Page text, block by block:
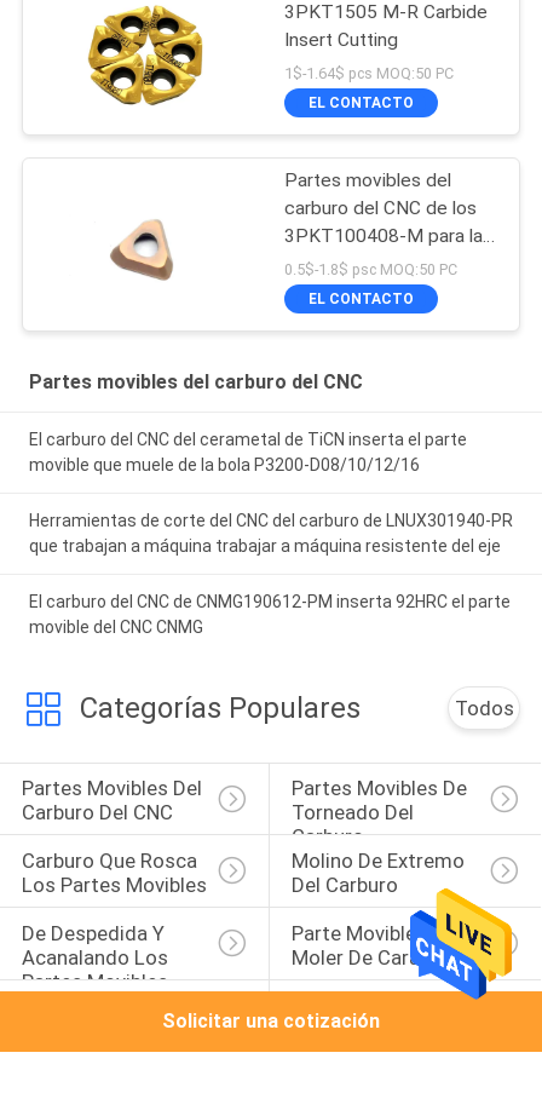
3PKT1505 M-R Carbide
Insert Cutting
1$-1.64$ pcs MOQ:50 PC
EL CONTACTO
Partes movibles del
carburo del CNC de los
3PKT100408-M para las
herramientas de corte
0.5$-1.8$ psc MOQ:50 PC
EL CONTACTO
Partes movibles del carburo del CNC
El carburo del CNC del cerametal de TiCN inserta el parte
movible que muele de la bola P3200-D08/10/12/16
Herramientas de corte del CNC del carburo de LNUX301940-PR
que trabajan a máquina trabajar a máquina resistente del eje
El carburo del CNC de CNMG190612-PM inserta 92HRC el parte
movible del CNC CNMG
Categorías Populares Todos
Partes Movibles Del
Carburo Del CNC
Partes Movibles De
Torneado Del
Carburo
Carburo Que Rosca
Los Partes Movibles
Molino De Extremo
Del Carburo
De Despedida Y
Acanalando Los
Partes Movibles
Parte Movible El
Moler De Cara
Carburo Para El
Aluminio
Que Muelen De La
Alta Alimentación
Solicitar una cotización